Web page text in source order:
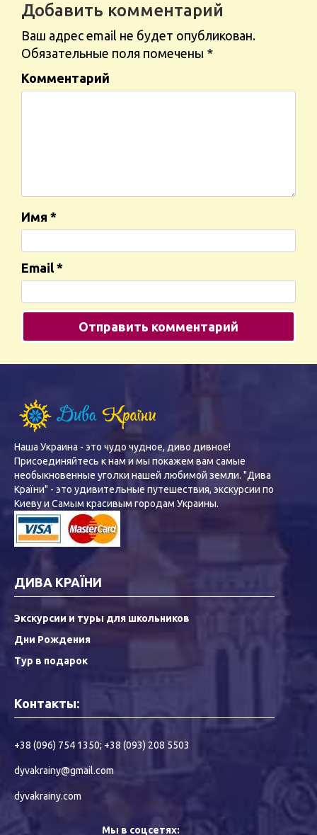
Добавить комментарий
Ваш адрес email не будет опубликован.
Обязательные поля помечены *
Комментарий
Имя *
Email *
Наша Украина - это чудо чудное, диво дивное!
Присоединяйтесь к нам и мы покажем вам самые
необыкновенные уголки нашей любимой земли. "Дива
Країни" - это удивительные путешествия, экскурсии по
Киеву и Самым красивым городам Украины.
ДИВА КРАЇНИ
Экскурсии и туры для школьников
Дни Рождения
Тур в подарок
Контакты:
+38 (096) 754 1350; +38 (093) 208 5503
dyvakrainy@gmail.com
dyvakrainy.com
Мы в соцсетях: